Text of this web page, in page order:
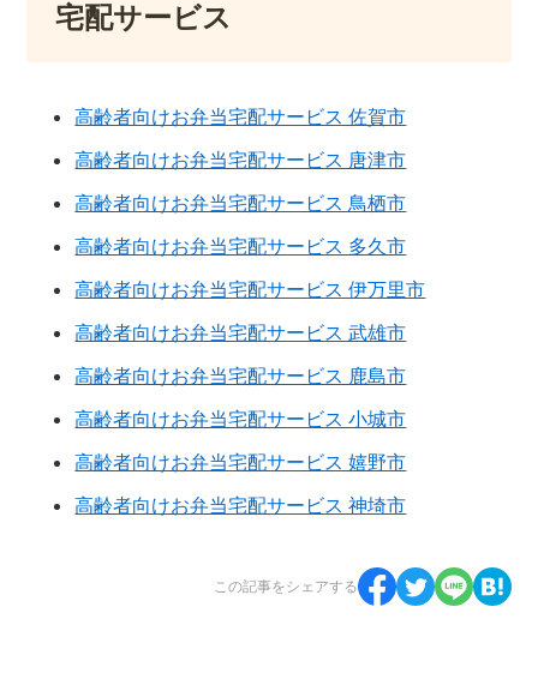
宅配サービス
高齢者向けお弁当宅配サービス 佐賀市
高齢者向けお弁当宅配サービス 唐津市
高齢者向けお弁当宅配サービス 鳥栖市
高齢者向けお弁当宅配サービス 多久市
高齢者向けお弁当宅配サービス 伊万里市
高齢者向けお弁当宅配サービス 武雄市
高齢者向けお弁当宅配サービス 鹿島市
高齢者向けお弁当宅配サービス 小城市
高齢者向けお弁当宅配サービス 嬉野市
高齢者向けお弁当宅配サービス 神埼市
この記事をシェアする